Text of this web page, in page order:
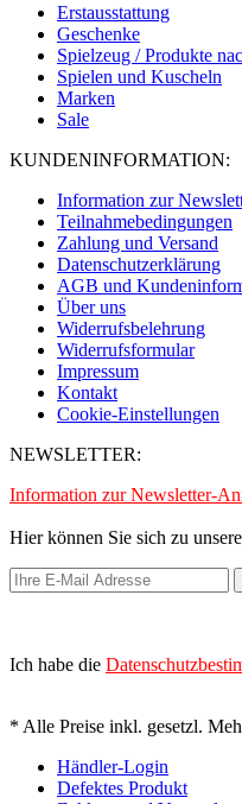
Erstausstattung
Geschenke
Spielzeug / Produkte
Spielen und Kuscheln
Marken
Sale
KUNDENINFORMATION:
Information zur
Teilnahmebedingungen
Zahlung und Versand
Datenschutzerklärung
AGB und
Über uns
Widerrufsbelehrung
Widerrufsformular
Impressum
Kontakt
Cookie-Einstellungen
NEWSLETTER:
Information zur Newsletter-
Hier können Sie sich zu
Ich habe die
* Alle Preise inkl. gesetzl.
Händler-Login
Defektes Produkt